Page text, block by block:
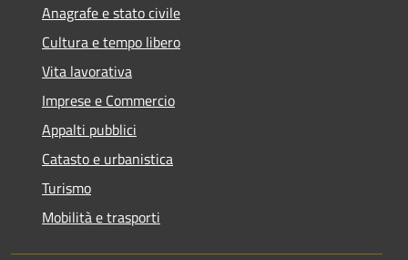
Anagrafe e stato civile
Cultura e tempo libero
Vita lavorativa
Imprese e Commercio
Appalti pubblici
Catasto e urbanistica
Turismo
Mobilità e trasporti